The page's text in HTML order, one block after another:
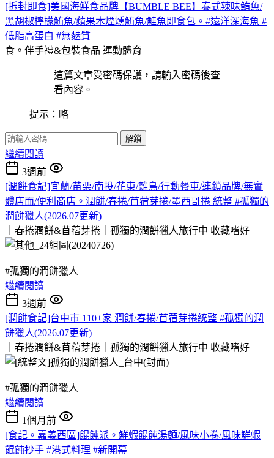
[拆封即食]美國海鮮食品牌【BUMBLE BEE】泰式辣味鮪魚/
黑胡椒檸檬鮪魚/蘋果木煙燻鮪魚/鮭魚即食包。#遠洋深海魚 #
低脂高蛋白 #無麩質
食。伴手禮&包裝食品 運動體育
這篇文章受密碼保護，請輸入密碼後查
看內容。
提示：略
解鎖
繼續閱讀
3週前
[潤餅食記]宜蘭/苗栗/南投/花東/離島/行動餐車/連鎖品牌/無實
體店面/便利商店。潤餅/春捲/苜蓿芽捲/墨西哥捲 統整 #孤獨的
潤餅獵人(2026.07更新)
｜春捲潤餅&苜蓿芽捲｜孤獨的潤餅獵人旅行中 收藏嗜好
#孤獨的潤餅獵人
繼續閱讀
3週前
[潤餅食記]台中市 110+家 潤餅/春捲/苜蓿芽捲統整 #孤獨的潤
餅獵人(2026.07更新)
｜春捲潤餅&苜蓿芽捲｜孤獨的潤餅獵人旅行中 收藏嗜好
#孤獨的潤餅獵人
繼續閱讀
1個月前
[食記。嘉義西區]餛飩派。鮮蝦餛飩湯麵/風味小卷/風味鮮蝦
餛飩抄手 #港式料理 #新開幕